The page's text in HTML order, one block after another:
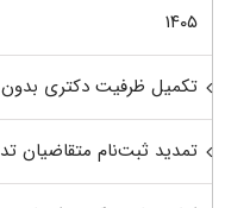
۱۴۰۵
تکمیل ظرفیت دکتری بدون
تمدید ثبت‌نام متقاضیان